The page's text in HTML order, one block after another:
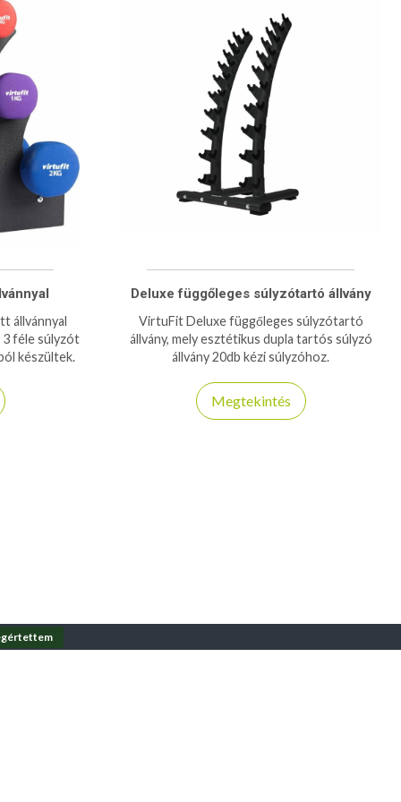
állvánnyal
3 féle súlyzót
készültek.
Deluxe függőleges súlyzótartó állvány
VirtuFit Deluxe függőleges súlyzótartó
állvány, mely esztétikus dupla tartós súlyzó
állvány 20db kézi súlyzóhoz.
Megtekintés